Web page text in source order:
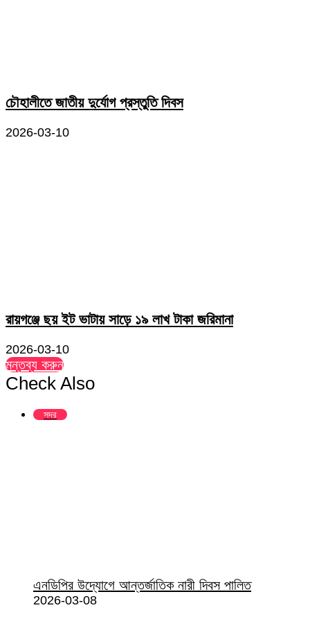
চৌহালীতে জাতীয় দুর্যোগ প্রস্তুতি দিবস
2026-03-10
রায়গঞ্জে ছয় ইট ভাটায় সাড়ে ১৯ লাখ টাকা জরিমানা
2026-03-10
মন্তব্য করুন
Check Also
সদর
এনডিপির উদ্যোগে আন্তর্জাতিক নারী দিবস পালিত
2026-03-08